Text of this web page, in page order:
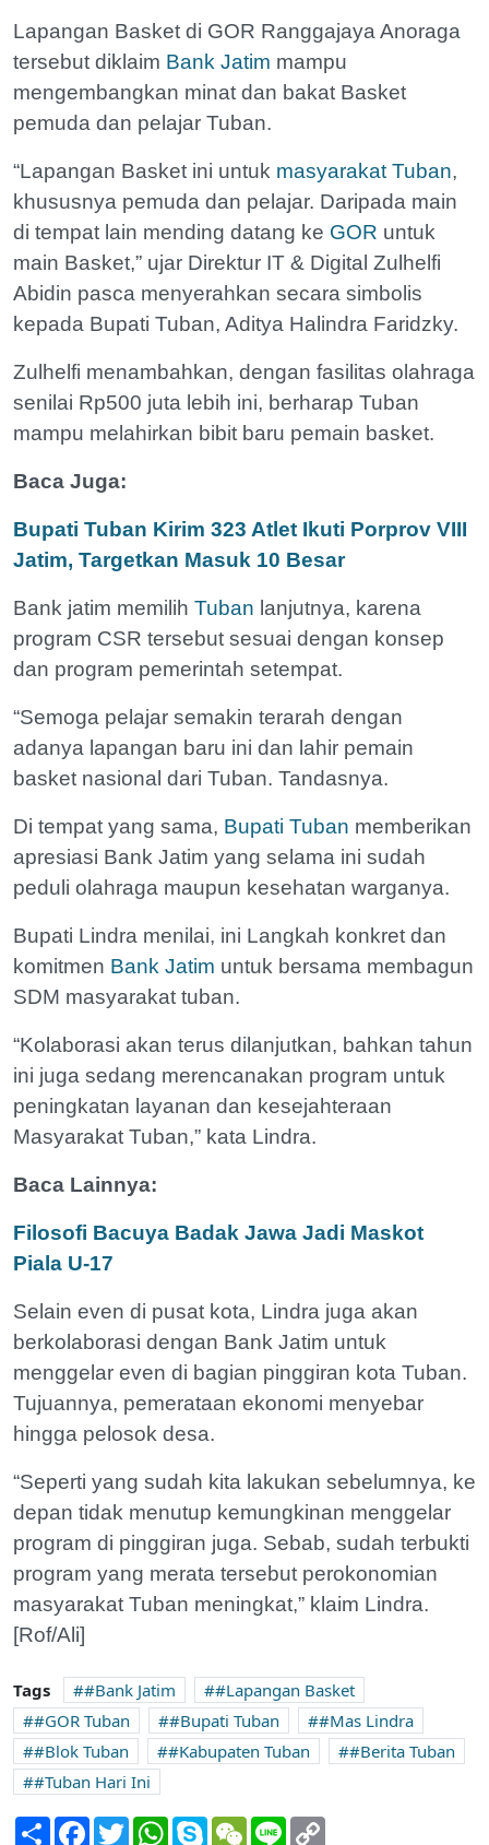
Lapangan Basket di GOR Ranggajaya Anoraga
tersebut diklaim Bank Jatim mampu
mengembangkan minat dan bakat Basket
pemuda dan pelajar Tuban.
“Lapangan Basket ini untuk masyarakat Tuban,
khususnya pemuda dan pelajar. Daripada main
di tempat lain mending datang ke GOR untuk
main Basket,” ujar Direktur IT & Digital Zulhelfi
Abidin pasca menyerahkan secara simbolis
kepada Bupati Tuban, Aditya Halindra Faridzky.
Zulhelfi menambahkan, dengan fasilitas olahraga
senilai Rp500 juta lebih ini, berharap Tuban
mampu melahirkan bibit baru pemain basket.
Baca Juga:
Bupati Tuban Kirim 323 Atlet Ikuti Porprov VIII
Jatim, Targetkan Masuk 10 Besar
Bank jatim memilih Tuban lanjutnya, karena
program CSR tersebut sesuai dengan konsep
dan program pemerintah setempat.
“Semoga pelajar semakin terarah dengan
adanya lapangan baru ini dan lahir pemain
basket nasional dari Tuban. Tandasnya.
Di tempat yang sama, Bupati Tuban memberikan
apresiasi Bank Jatim yang selama ini sudah
peduli olahraga maupun kesehatan warganya.
Bupati Lindra menilai, ini Langkah konkret dan
komitmen Bank Jatim untuk bersama membagun
SDM masyarakat tuban.
“Kolaborasi akan terus dilanjutkan, bahkan tahun
ini juga sedang merencanakan program untuk
peningkatan layanan dan kesejahteraan
Masyarakat Tuban,” kata Lindra.
Baca Lainnya:
Filosofi Bacuya Badak Jawa Jadi Maskot
Piala U-17
Selain even di pusat kota, Lindra juga akan
berkolaborasi dengan Bank Jatim untuk
menggelar even di bagian pinggiran kota Tuban.
Tujuannya, pemerataan ekonomi menyebar
hingga pelosok desa.
“Seperti yang sudah kita lakukan sebelumnya, ke
depan tidak menutup kemungkinan menggelar
program di pinggiran juga. Sebab, sudah terbukti
program yang merata tersebut perokonomian
masyarakat Tuban meningkat,” klaim Lindra.
[Rof/Ali]
Tags #Bank Jatim
#Lapangan Basket
#GOR Tuban
#Bupati Tuban
#Mas Lindra
#Blok Tuban
#Kabupaten Tuban
#Berita Tuban
#Tuban Hari Ini
Share Facebook
TwitterWhatsApp
SkypeWeChatLine